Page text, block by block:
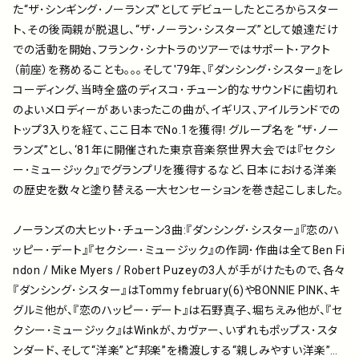
た“ザ･シンギング･ノーランズ”としてデビューしたところからスター
ト、その後両親が脱退し、“ザ･ノーラン･シスターズ”として娘達だけ
での活動を開始、フランク･シナトラのツアーではサポート･アクト
（前座）を務めることも。。。そして'79年、『ダンシング･シスター』をレ
コーディング、当時全盛のディスコ･チューン的なサウンドに歯切れ
のよいメロディーがあいまったこの曲が、イギリス、アイルランドでの
トップ3入りを経て、ここ日本でNo.1を獲得！グループ名を “ザ･ノー
ランズ”とし、‘81年に開催された東京音楽祭世界大会では『セクシ
ー･ミュージック』でグランプリを獲得するなど、日本における洋楽
の歴史を数々と塗り替える一大センセーションを巻き起こしました。
ノーランズの大ヒット･チューン3曲:『ダンシング･シスター』『恋のハ
ッピー･デート』『セクシー･ミュージック』の作詞･作曲は全てBen Fi
ndon / Mike Myers / Robert Puzeyの3人が手がけたもので、各々
『ダンシング･シスター』はTommy february(6)やBONNIE PINK、キ
グルミ他が、『恋のハッピー･デート』は石野真子、堀ちえみ他が、『セ
クシー･ミュージック』はWinkが、カヴァー、いずれもポップス･スタ
ンダード、そして“洋楽”と“邦楽”を橋渡しする“親しみやすい洋楽”…